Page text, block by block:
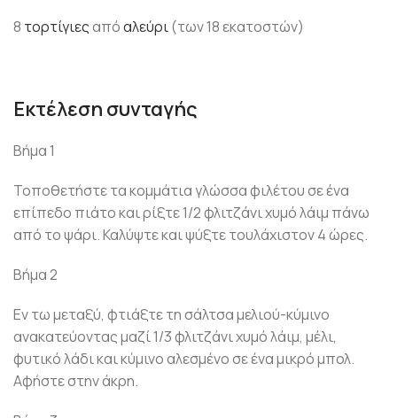
8 τορτίγιεςαπόαλεύρι(των 18 εκατοστών)
Εκτέλεση συνταγής
Βήμα 1
Τοποθετήστε τα κομμάτια γλώσσα φιλέτου σε ένα
επίπεδο πιάτο και ρίξτε 1/2 φλιτζάνι χυμό λάιμ πάνω
από το ψάρι. Καλύψτε και ψύξτε τουλάχιστον 4 ώρες.
Βήμα 2
Εν τω μεταξύ, φτιάξτε τη σάλτσα μελιού-κύμινο
ανακατεύοντας μαζί 1/3 φλιτζάνι χυμό λάιμ, μέλι,
φυτικό λάδι και κύμινο αλεσμένο σε ένα μικρό μπολ.
Αφήστε στην άκρη.